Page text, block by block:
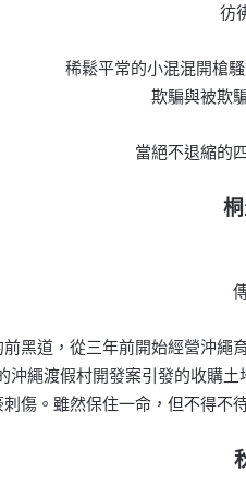
彷
稀鬆平常的小混混開槍
欺騙與被欺
當絕不退縮的
黑道，從三年前開始經營沖
繩渡假村開發案引發的收購
傷。雖然保住一命，但不得